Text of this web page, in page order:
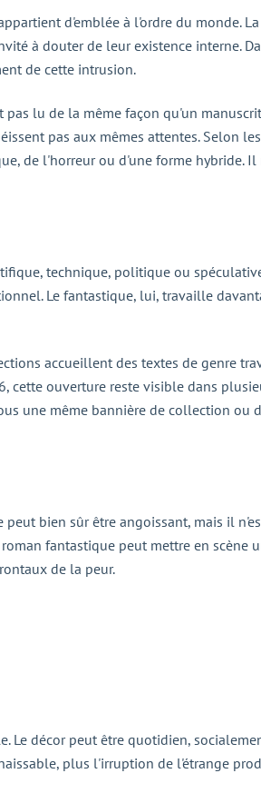
d'emblée à l'ordre du monde.
à douter de leur existence interne.
de cette intrusion.
lu de la même façon qu'un
pas aux mêmes attentes. Selon
de l'horreur ou d'une forme hybride. Il
technique, politique ou
Le fantastique, lui, travaille
accueillent des textes de genre
ouverture reste visible dans
une même bannière de collection ou
bien sûr être angoissant, mais il
fantastique peut mettre en scène
de la peur.
décor peut être quotidien,
plus l'irruption de l'étrange